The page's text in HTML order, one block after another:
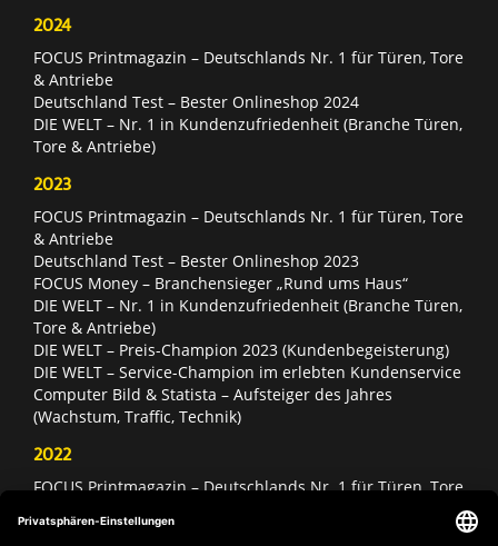
2024
FOCUS Printmagazin – Deutschlands Nr. 1 für Türen, Tore
& Antriebe
Deutschland Test – Bester Onlineshop 2024
DIE WELT – Nr. 1 in Kundenzufriedenheit (Branche Türen,
Tore & Antriebe)
2023
FOCUS Printmagazin – Deutschlands Nr. 1 für Türen, Tore
& Antriebe
Deutschland Test – Bester Onlineshop 2023
FOCUS Money – Branchensieger „Rund ums Haus“
DIE WELT – Nr. 1 in Kundenzufriedenheit (Branche Türen,
Tore & Antriebe)
DIE WELT – Preis-Champion 2023 (Kundenbegeisterung)
DIE WELT – Service-Champion im erlebten Kundenservice
Computer Bild & Statista – Aufsteiger des Jahres
(Wachstum, Traffic, Technik)
2022
FOCUS Printmagazin – Deutschlands Nr. 1 für Türen, Tore
Deutschland Test – Bester Onlineshop 2022